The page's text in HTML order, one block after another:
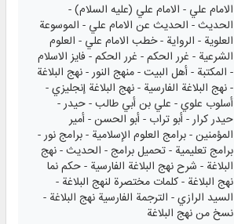
الامام علي - الامام علي (عليه السلام) -
الحديث - الحديث عن الامام علي - الموسوعة
العلوية - الرواية - خطب الامام علي - العلوم
الشرعية - غرر الحكم - غرر الحكم - فايز الاسلام
- المكتبة - أهل البيت - منهج النور - نهج البلاغة
- نهج البلاغة الفارسية - نهج البلاغة إنجليزي -
أسلوب علوي - علي بن أبي طالب - حيدر -
حيدر كرار - أبو تراب - أبو الحسن - أمير
المؤمنين - برامج العلوم الإسلامية - برامج نور -
برامج تعليمية - تحميل برامج - الحديث - نهج
البلاغة - شرح نهج البلاغة الفارسية - حكم نما
نهج البلاغة - كلمات مختصرة لنهج البلاغة -
السيد الرازي - الترجمة الفارسية نهج البلاغة -
نسخ من نهج البلاغة